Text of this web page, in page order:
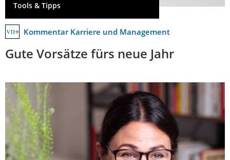
Tools & Tipps
Kommentar Karriere und Management
Gute Vorsätze fürs neue Jahr